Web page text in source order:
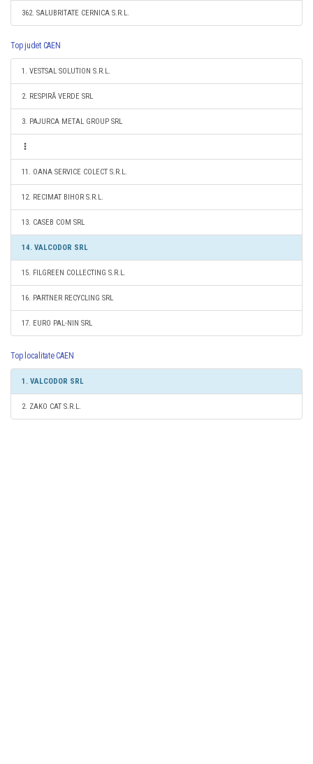
362. SALUBRITATE CERNICA S.R.L.
Top judet CAEN
1. VESTSAL SOLUTION S.R.L.
2. RESPIRĂ VERDE SRL
3. PAJURCA METAL GROUP SRL
11. OANA SERVICE COLECT S.R.L.
12. RECIMAT BIHOR S.R.L.
13. CASEB COM SRL
14. VALCODOR SRL
15. FILGREEN COLLECTING S.R.L.
16. PARTNER RECYCLING SRL
17. EURO PAL-NIN SRL
Top localitate CAEN
1. VALCODOR SRL
2. ZAKO CAT S.R.L.